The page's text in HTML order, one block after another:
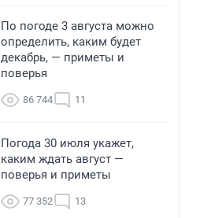
По погоде 3 августа можно
определить, каким будет
декабрь, — приметы и
поверья
86 744 11
Погода 30 июля укажет,
каким ждать август —
поверья и приметы
77 352 13